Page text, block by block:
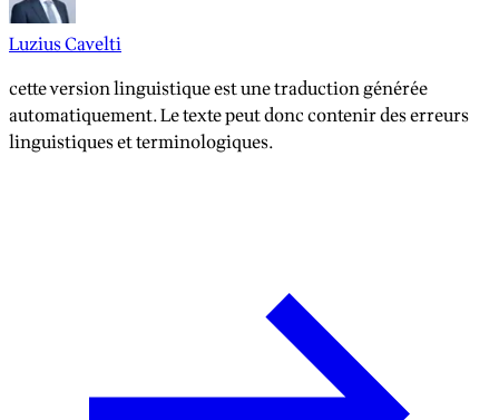
Luzius Cavelti
cette version linguistique est une traduction générée
automatiquement. Le texte peut donc contenir des erreurs
linguistiques et terminologiques.